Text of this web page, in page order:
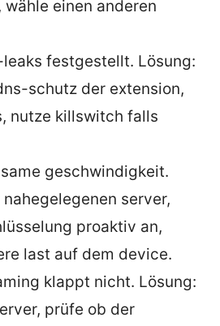
einen anderen
leaks festgestellt. Lösung:
schutz der extension,
nutze killswitch falls
geschwindigkeit.
server,
proaktiv an,
last auf dem device.
klappt nicht. Lösung:
prüfe ob der